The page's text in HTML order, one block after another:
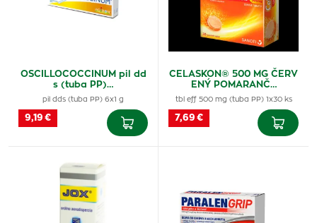
OSCILLOCOCCINUM pil dd
s (tuba PP)…
pil dds (tuba PP) 6x1 g
9,19 €
CELASKON® 500 MG ČERV
ENÝ POMARANČ…
tbl eff 500 mg (tuba PP) 1x30 ks
7,69 €